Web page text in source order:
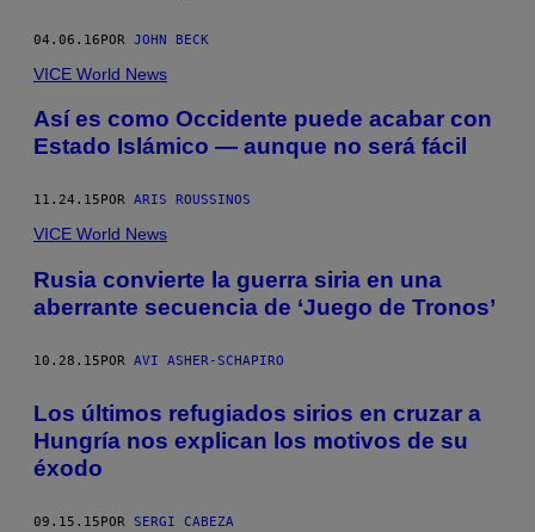
04.06.16POR JOHN BECK
VICE World News
Así es como Occidente puede acabar con
Estado Islámico — aunque no será fácil
11.24.15 POR ARIS ROUSSINOS
VICE World News
Rusia convierte la guerra siria en una
aberrante secuencia de ‘Juego de Tronos’
10.28.15POR AVI ASHER-SCHAPIRO
Los últimos refugiados sirios en cruzar a
Hungría nos explican los motivos de su
éxodo
09.15.15 POR SERGI CABEZA